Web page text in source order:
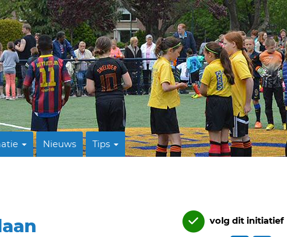
Nieuws Tips
volg dit initiatief